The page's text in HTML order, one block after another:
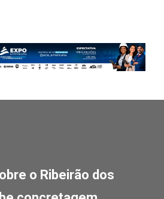
o Ribeirão dos